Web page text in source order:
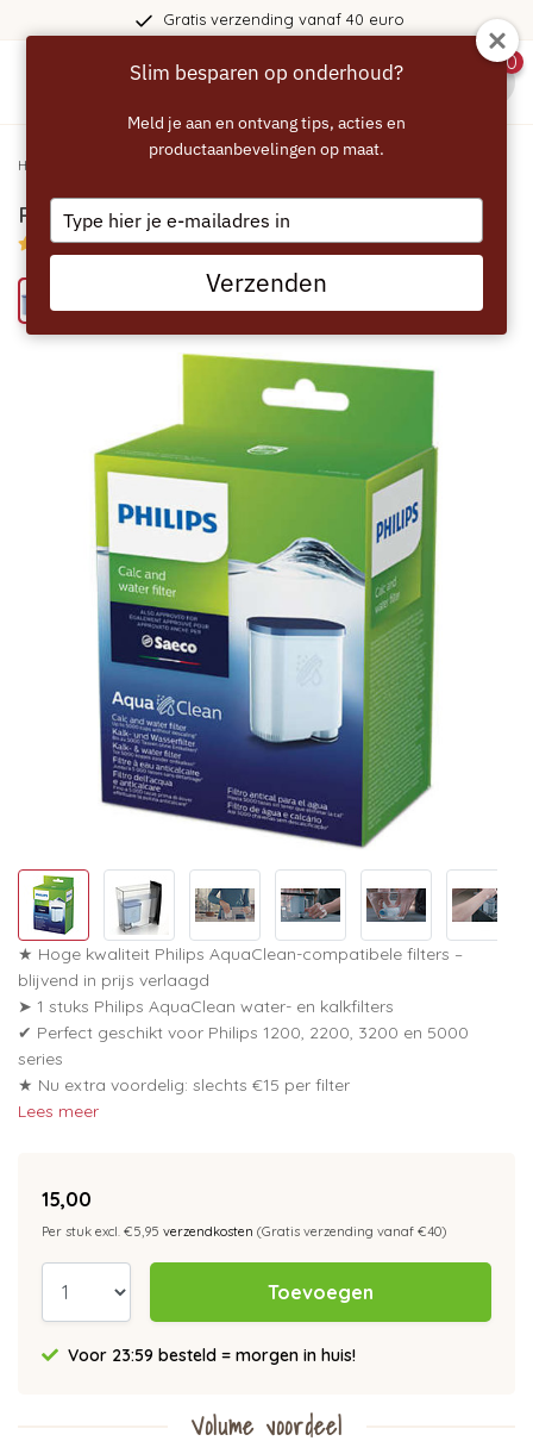
Gratis verzending vanaf 40 euro
0
Home
PHILIPS AquaClean Waterfilter CA6903/10
4.35/5 (3 reviews)
★ Hoge kwaliteit Philips AquaClean-compatibele filters –
blijvend in prijs verlaagd
➤ 1 stuks Philips AquaClean water- en kalkfilters
✔ Perfect geschikt voor Philips 1200, 2200, 3200 en 5000
series
★ Nu extra voordelig: slechts €15 per filter
Lees meer
15,00
Per stuk excl. €5,95 verzendkosten (Gratis verzending vanaf €40)
Toevoegen
Voor 23:59 besteld = morgen in huis!
Volume voordeel
Slim besparen op onderhoud?
Meld je aan en ontvang tips, acties en
productaanbevelingen op maat.
Type
your
email
Verzenden